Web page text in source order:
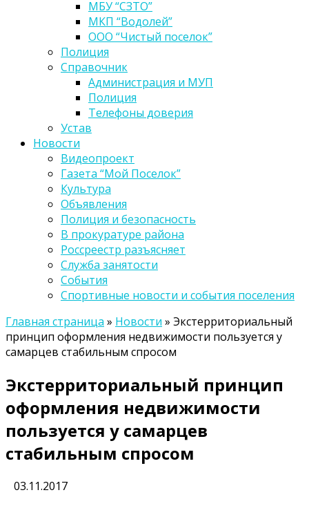
МБУ “СЗТО”
МКП “Водолей”
ООО “Чистый поселок”
Полиция
Справочник
Администрация и МУП
Полиция
Телефоны доверия
Устав
Новости
Видеопроект
Газета “Мой Поселок”
Культура
Объявления
Полиция и безопасность
В прокуратуре района
Россреестр разъясняет
Служба занятости
События
Спортивные новости и события поселения
Главная страница » Новости » Экстерриториальный
принцип оформления недвижимости пользуется у
самарцев стабильным спросом
Экстерриториальный принцип
оформления недвижимости
пользуется у самарцев
стабильным спросом
03.11.2017